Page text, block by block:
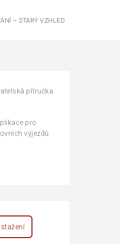
– STARÝ VZHLED
příručka
pro
výjezdů
stažení